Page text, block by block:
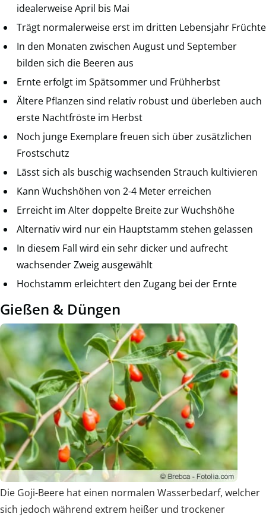
idealerweise April bis Mai
Trägt normalerweise erst im dritten Lebensjahr Früchte
In den Monaten zwischen August und September
bilden sich die Beeren aus
Ernte erfolgt im Spätsommer und Frühherbst
Ältere Pflanzen sind relativ robust und überleben auch
erste Nachtfröste im Herbst
Noch junge Exemplare freuen sich über zusätzlichen
Frostschutz
Lässt sich als buschig wachsenden Strauch kultivieren
Kann Wuchshöhen von 2-4 Meter erreichen
Erreicht im Alter doppelte Breite zur Wuchshöhe
Alternativ wird nur ein Hauptstamm stehen gelassen
In diesem Fall wird ein sehr dicker und aufrecht
wachsender Zweig ausgewählt
Hochstamm erleichtert den Zugang bei der Ernte
Gießen & Düngen
Die Goji-Beere hat einen normalen Wasserbedarf, welcher
sich jedoch während extrem heißer und trockener